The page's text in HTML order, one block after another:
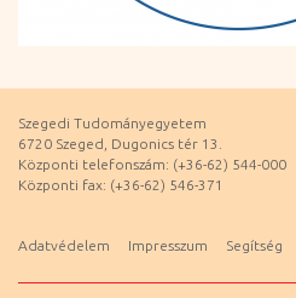
Szegedi Tudományegyetem
6720 Szeged, Dugonics tér 13.
Központi telefonszám: (+36-62) 544-000
Központi fax: (+36-62) 546-371
Adatvédelem Impresszum Segítség